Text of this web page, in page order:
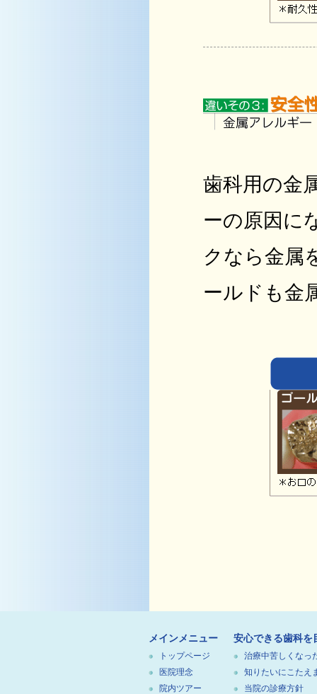
歯科用の金
ーの原因に
クなら金属
ールドも金
メインメニュー 安心できる歯科を
トップページ
医院理念
院内ツアー
治療中苦しくなっ
知りたいにこたえ
当院の診療方針